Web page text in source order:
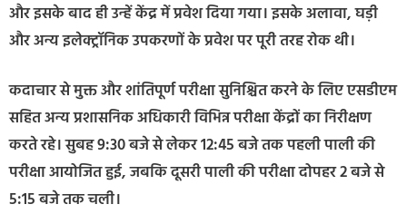
और इसके बाद ही उन्हें केंद्र में प्रवेश दिया गया। इसके अलावा, घड़ी
और अन्य इलेक्ट्रॉनिक उपकरणों के प्रवेश पर पूरी तरह रोक थी।
कदाचार से मुक्त और शांतिपूर्ण परीक्षा सुनिश्चित करने के लिए एसडीएम
सहित अन्य प्रशासनिक अधिकारी विभिन्न परीक्षा केंद्रों का निरीक्षण
करते रहे। सुबह 9:30 बजे से लेकर 12:45 बजे तक पहली पाली की
परीक्षा आयोजित हुई, जबकि दूसरी पाली की परीक्षा दोपहर 2 बजे से
5:15 बजे तक चली।